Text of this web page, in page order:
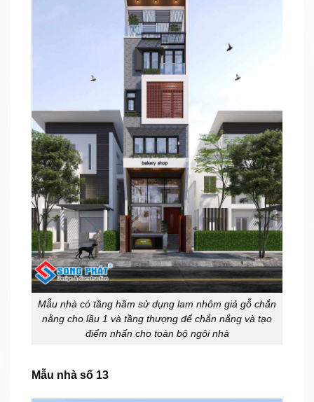
Mẫu nhà có tầng hầm sử dụng lam nhôm giả gỗ chắn
nằng cho lầu 1 và tầng thượng để chắn nắng và tạo
điểm nhấn cho toàn bộ ngôi nhà
Mẫu nhà số 13